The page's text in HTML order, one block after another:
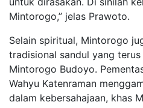
Mintorogo,” jelas Prawoto.
Selain spiritual, Mintorogo
tradisional sandul yang
Mintorogo Budoyo.
Wahyu Katenraman
dalam kebersahajaan, khas